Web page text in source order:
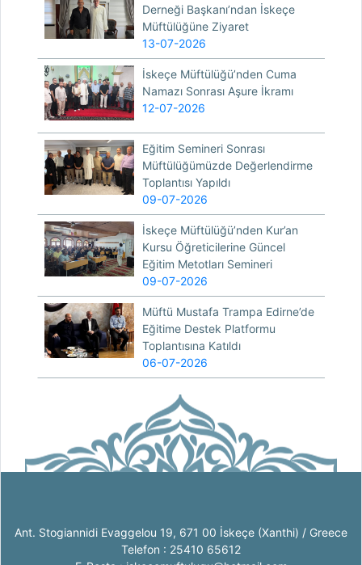
Derneği Başkanı’ndan İskeçe
Müftülüğüne Ziyaret
13-07-2026
İskeçe Müftülüğü’nden Cuma
Namazı Sonrası Aşure İkramı
12-07-2026
Eğitim Semineri Sonrası
Müftülüğümüzde Değerlendirme
Toplantısı Yapıldı
09-07-2026
İskeçe Müftülüğü’nden Kur’an
Kursu Öğreticilerine Güncel
Eğitim Metotları Semineri
09-07-2026
Müftü Mustafa Trampa Edirne’de
Eğitime Destek Platformu
Toplantısına Katıldı
06-07-2026
Ant. Stogiannidi Evaggelou 19, 671 00 İskeçe (Xanthi) / Greece
Telefon : 25410 65612